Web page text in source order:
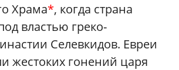
Храма*, когда страна
властью греко-
Селевкидов. Евреи
жестоких гонений царя